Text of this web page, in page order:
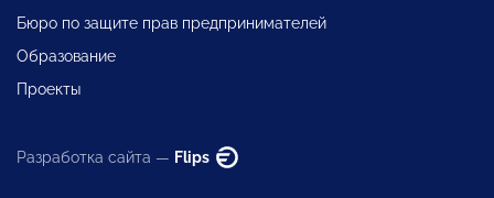
Бюро по защите прав предпринимателей
Образование
Проекты
Разработка сайта — Flips